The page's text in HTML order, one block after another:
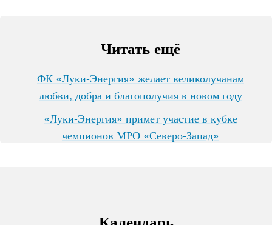
Читать ещё
ФК «Луки-Энергия» желает великолучанам
любви, добра и благополучия в новом году
«Луки-Энергия» примет участие в кубке
чемпионов МРО «Северо-Запад»